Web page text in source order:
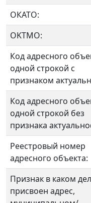
ОКАТО:
OKTMO:
Код адресного
одной строкой с
признаком
Код адресного
одной строкой без
признака
Реестровый номер
адресного объекта:
Признак в каком
присвоен адрес,